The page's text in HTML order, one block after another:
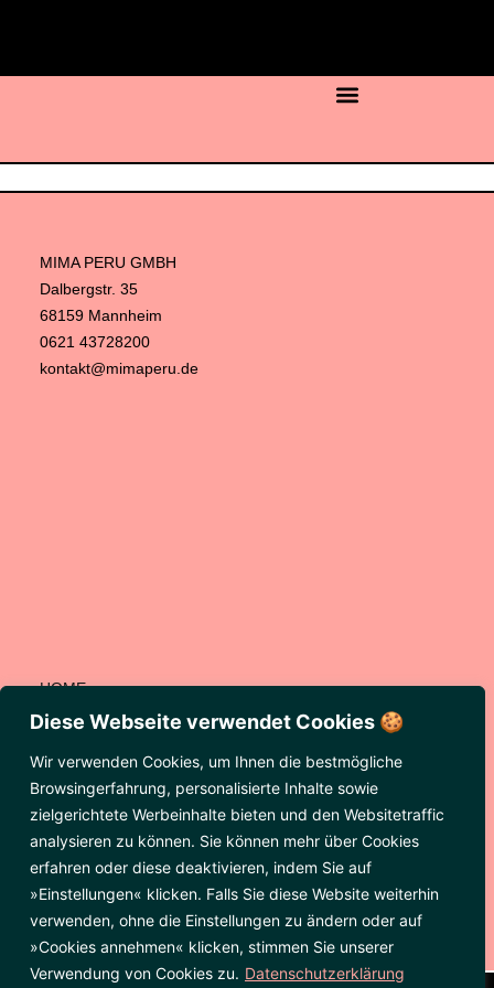
Diese Webseite verwendet Cookies 🍪
Wir verwenden Cookies, um Ihnen die bestmögliche
Browsingerfahrung, personalisierte Inhalte sowie
zielgerichtete Werbeinhalte bieten und den Websitetraffic
analysieren zu können. Sie können mehr über Cookies
erfahren oder diese deaktivieren, indem Sie auf
»Einstellungen« klicken. Falls Sie diese Website weiterhin
verwenden, ohne die Einstellungen zu ändern oder auf
»Cookies annehmen« klicken, stimmen Sie unserer
Verwendung von Cookies zu. Datenschutzerklärung
MIMA PERU GMBH​
Dalbergstr. 35
68159 Mannheim
0621 43728200
kontakt@mimaperu.de
HOME
KONTAKT
IMPRESSUM
Öffnungszeiten
Mo+So: Ruhetag
Di-Sa: 17:30-23:00